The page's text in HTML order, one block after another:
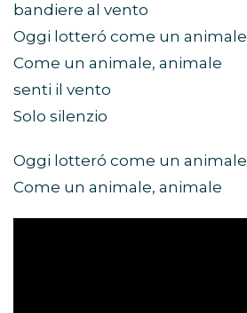
bandiere al vento
Oggi lotteró come un animale
Come un animale, animale
senti il vento
Solo silenzio
Oggi lotteró come un animale
Come un animale, animale